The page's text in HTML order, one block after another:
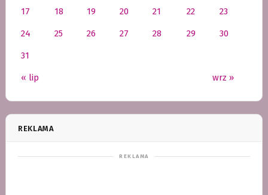
« lip wrz »
17 18 19 20 21 22 23
24 25 26 27 28 29 30
31
REKLAMA